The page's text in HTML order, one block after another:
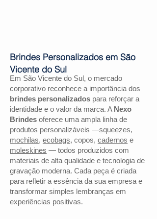
Em São Vicente do Sul, o mercado
corporativo reconhece a importância dos
brindes personalizados para reforçar a
identidade e o valor da marca. A Nexo
Brindes oferece uma ampla linha de
produtos personalizáveis —squeezes,
mochilas, ecobags, copos, cadernos e
moleskines — todos produzidos com
materiais de alta qualidade e tecnologia de
gravação moderna. Cada peça é criada
para refletir a essência da sua empresa e
transformar simples lembranças em
experiências positivas.
Brindes Personalizados em São
Vicente do Sul